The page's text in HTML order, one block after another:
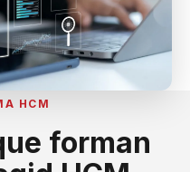
HCM
forman